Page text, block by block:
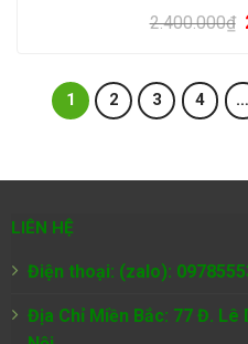
2.400.000₫
1 2 3 4 …
LIÊN HỆ
Điện thoại: (zalo):
Địa Chỉ Miền Bắc: 77 Đ. Lê